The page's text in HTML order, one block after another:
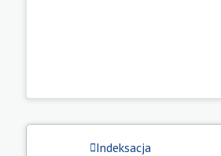
Indeksacja